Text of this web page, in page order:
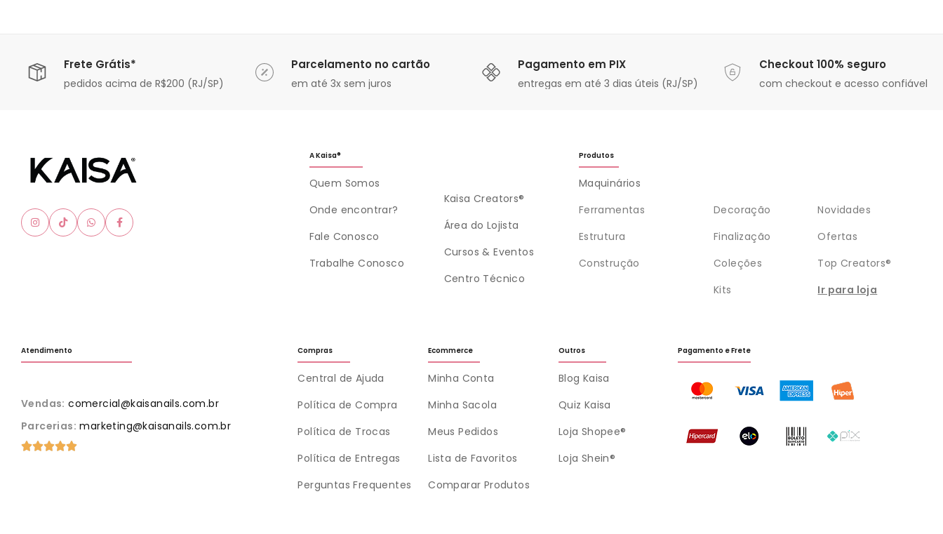
Frete Grátis*
pedidos acima de R$200 (RJ/SP)
Parcelamento no cartão
em até 3x sem juros
Pagamento em PIX
entregas em até 3 dias úteis (RJ/SP)
Checkout 100% seguro
com checkout e acesso confiável
A Kaisa®
Quem Somos
Onde encontrar?
Fale Conosco
Trabalhe Conosco
Kaisa Creators®
Área do Lojista
Cursos & Eventos
Centro Técnico
Produtos
Maquinários
Ferramentas
Estrutura
Construção
Decoração
Finalização
Coleções
Kits
Novidades
Ofertas
Top Creators®
Ir para loja
Atendimento
Vendas: comercial@kaisanails.com.br
Parcerias: marketing@kaisanails.com.br
Compras
Central de Ajuda
Política de Compra
Política de Trocas
Política de Entregas
Perguntas Frequentes
Ecommerce
Minha Conta
Minha Sacola
Meus Pedidos
Lista de Favoritos
Comparar Produtos
Outros
Blog Kaisa
Quiz Kaisa
Loja Shopee®
Loja Shein®
Pagamento e Frete